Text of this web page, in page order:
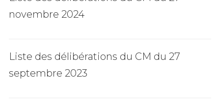
novembre 2024
Liste des délibérations du CM du 27
septembre 2023